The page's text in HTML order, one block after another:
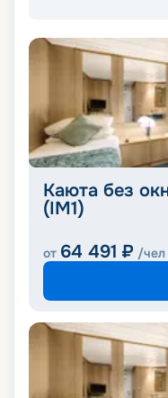
Каюта без
(IM1)
от 64 491 ₽ /чел